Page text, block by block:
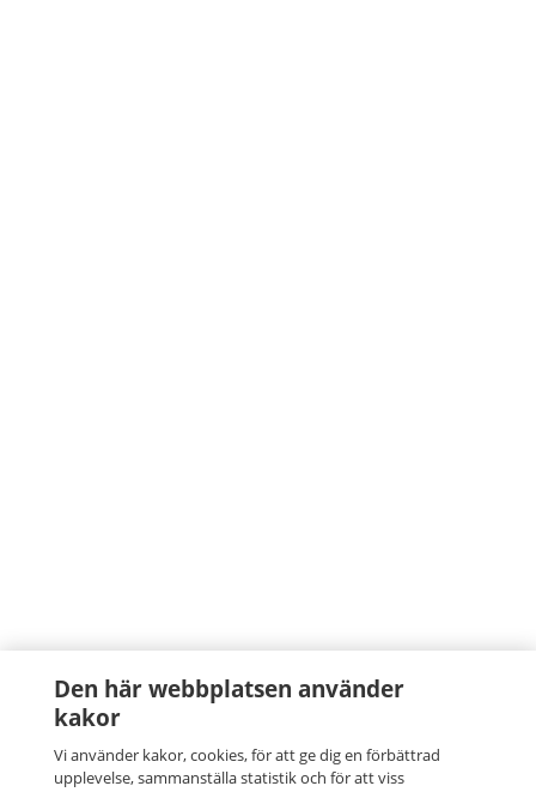
Den här webbplatsen använder
kakor
Vi använder kakor, cookies, för att ge dig en förbättrad
upplevelse, sammanställa statistik och för att viss